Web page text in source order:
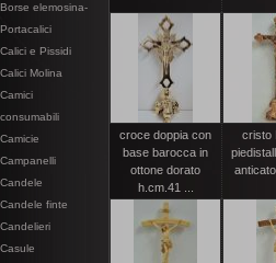
Borse elemosina-
Portacalici
Calici e Pissidi
Calici Molina
Camici
consumabili
Camicie
Campanelli
Candele
Candele finte
Candelieri
Casule
croce doppia con
base barocca in
ottone dorato
h.cm.41 ...
cristo